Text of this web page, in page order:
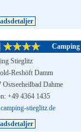
Camping
Stieglitz
Reshöft Damm
Ostseeheilbad Dahme
+49 4364 1435
stieglitz.de